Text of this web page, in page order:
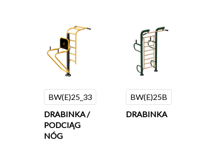
BW(E)25_33
DRABINKA /
PODCIĄG
NÓG
BW(E)25B
DRABINKA